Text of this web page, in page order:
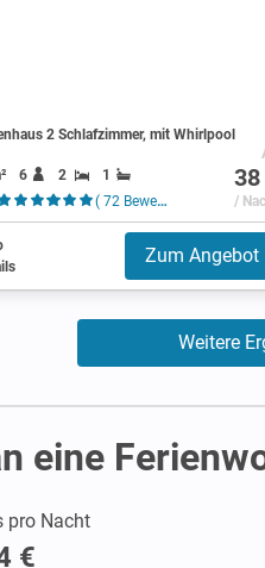
2 Schlafzimmer, mit Whirlpool
6 2
1
( 72 Bewertungen )
38
/
Zum Angebot
Weitere
eine
pro Nacht
€